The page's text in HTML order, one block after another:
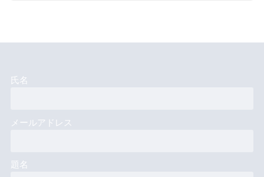
氏名
メールアドレス
題名